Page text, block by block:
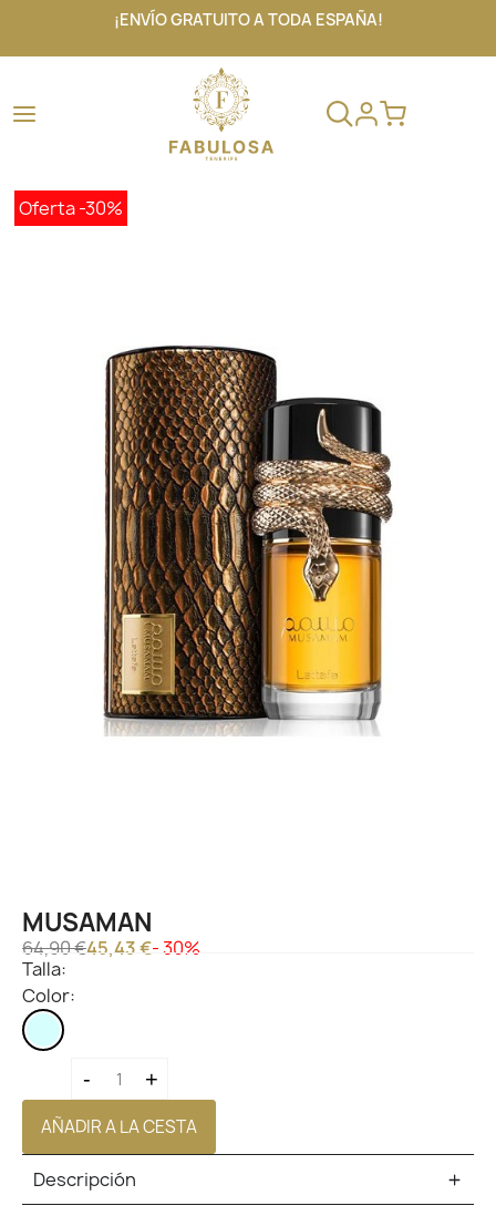
¡ENVÍO GRATUITO A TODA ESPAÑA!
Oferta-30%
MUSAMAN
64,90 €45,43 €- 30%
Talla:
Color:
PERFUME
UNISEX
- +
AÑADIR A LA CESTA
Descripción